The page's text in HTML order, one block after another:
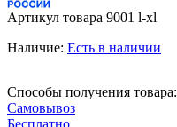
Артикул товара 9001 l-xl
Наличие: Есть в наличии
Способы получения товара:
Самовывоз
Бесплатно